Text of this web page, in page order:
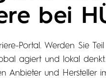
bei
Portal. Werden Sie Teil
agiert und lokal denkt.
Anbieter und Hersteller